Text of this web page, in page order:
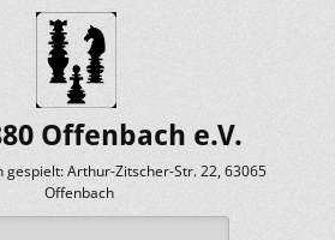
Offenbach e.V.
gespielt: Arthur-Zitscher-Str. 22, 63065
Offenbach